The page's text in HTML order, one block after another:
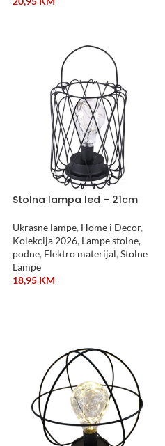
Stolna lampa led – 21cm
Ukrasne lampe, Home i Decor,
Kolekcija 2026, Lampe stolne,
podne, Elektro materijal, Stolne
Lampe
18,95 KM